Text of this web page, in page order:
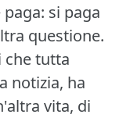
si paga
questione.
che tutta
notizia, ha
vita, di